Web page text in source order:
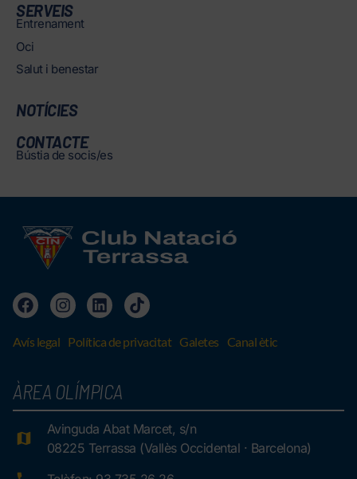
SERVEIS
Entrenament
Oci
Salut i benestar
NOTÍCIES
CONTACTE
Bústia de socis/es
Avís legal Política de privacitat Galetes Canal ètic
ÀREA OLÍMPICA
Avinguda Abat Marcet, s/n
08225 Terrassa (Vallès Occidental · Barcelona)